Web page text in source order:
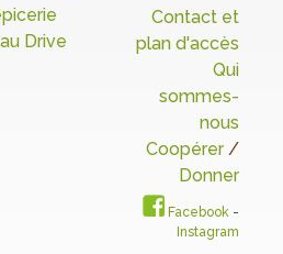
Drive
Contact et
plan d'accès
Qui
sommes-
nous
Coopérer/
Donner
Facebook-
Instagram